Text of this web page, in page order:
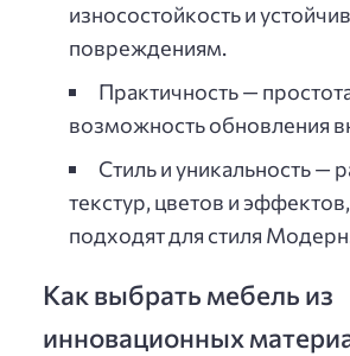
износостойкость и
повреждениям.
Практичность —
возможность обновления
Стиль и уникальность —
текстур, цветов и
подходят для стиля
Как выбрать мебель из
инновационных